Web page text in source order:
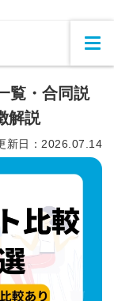
覧・合同説
解説
新日： 2026.07.14